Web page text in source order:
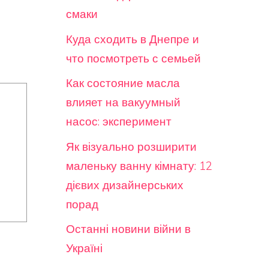
смаки
Куда сходить в Днепре и
что посмотреть с семьей
Как состояние масла
влияет на вакуумный
насос: эксперимент
Як візуально розширити
маленьку ванну кімнату: 12
дієвих дизайнерських
порад
Останні новини війни в
Україні